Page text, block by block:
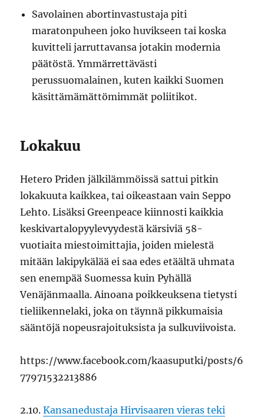
Savolainen abortinvastustaja piti
maratonpuheen joko huvikseen tai koska
kuvitteli jarruttavansa jotakin modernia
päätöstä. Ymmärrettävästi
perussuomalainen, kuten kaikki Suomen
käsittämämättömimmät poliitikot.
Lokakuu
Hetero Priden jälkilämmöissä sattui pitkin
lokakuuta kaikkea, tai oikeastaan vain Seppo
Lehto. Lisäksi Greenpeace kiinnosti kaikkia
keskivartalopyylevyydestä kärsiviä 58-
vuotiaita miestoimittajia, joiden mielestä
mitään lakipykälää ei saa edes etäältä uhmata
sen enempää Suomessa kuin Pyhällä
Venäjänmaalla. Ainoana poikkeuksena tietysti
tieliikennelaki, joka on täynnä pikkumaisia
sääntöjä nopeusrajoituksista ja sulkuviivoista.
https://www.facebook.com/kaasuputki/posts/6
77971532213886
2.10.Kansanedustaja Hirvisaaren vieras teki